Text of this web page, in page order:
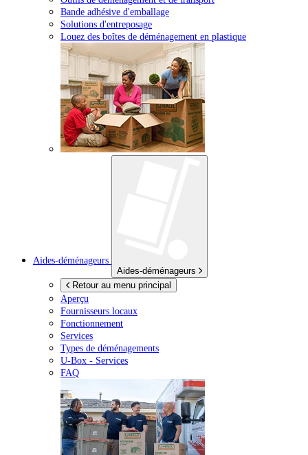
Bande adhésive d'emballage
Solutions d'entreposage
Louez des boîtes de déménagement en plastique
Aides-déménageurs
Aides-déménageurs
Retour au menu principal
Aperçu
Fournisseurs locaux
Fonctionnement
Services
Types de déménagements
U-Box - Services
FAQ